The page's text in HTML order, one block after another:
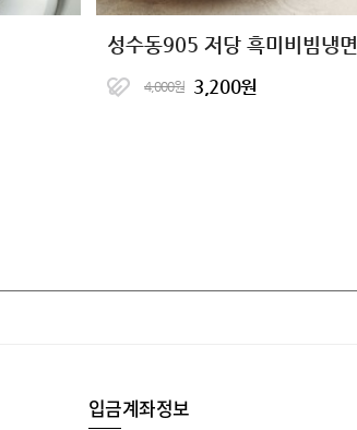
성수동905 저당 흑미비빔냉면
4,000원 3,200원
입금계좌정보